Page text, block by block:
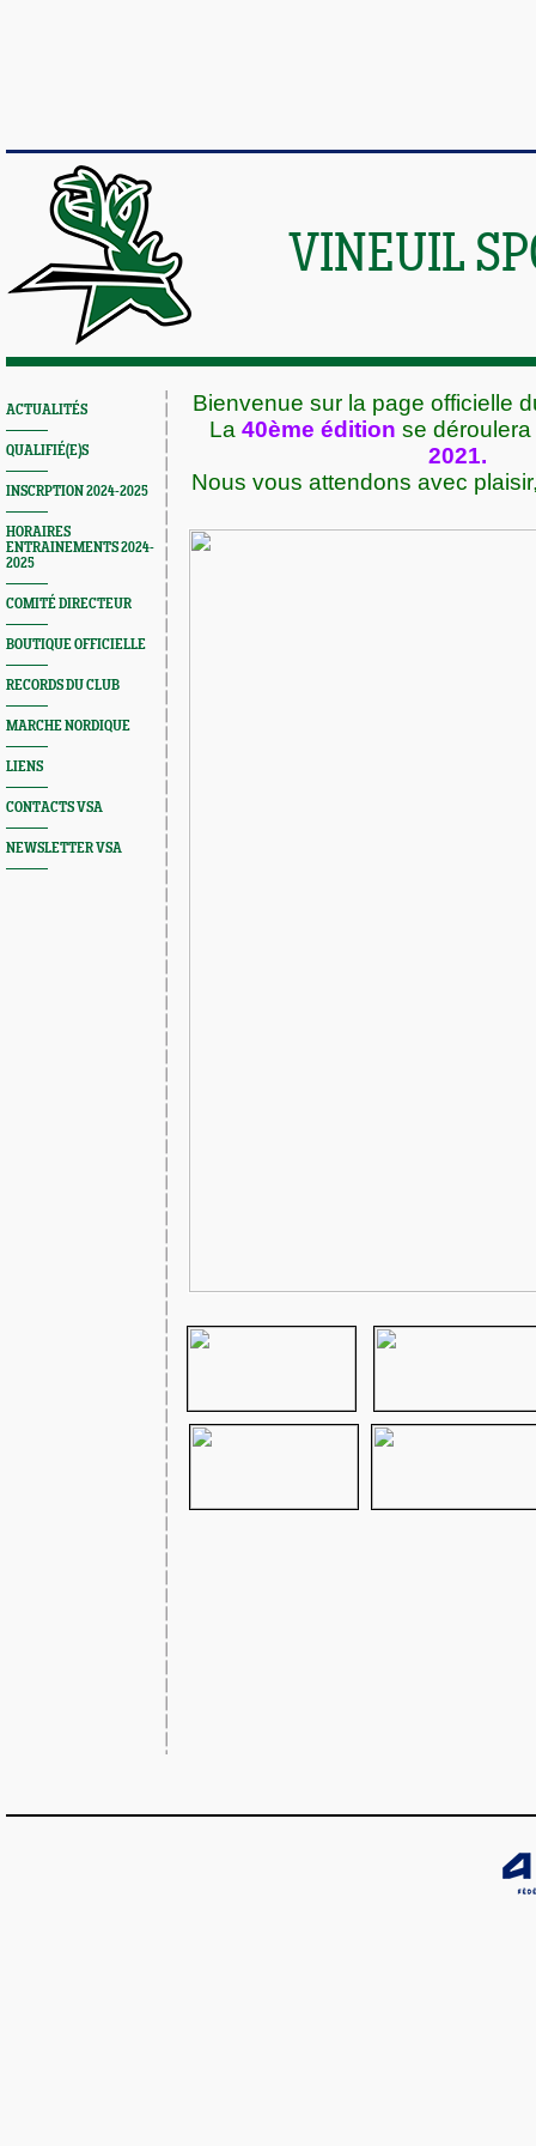
VINEUIL
ACTUALITÉS
QUALIFIÉ(E)S
INSCRPTION 2024-2025
HORAIRES
ENTRAINEMENTS 2024-
2025
COMITÉ DIRECTEUR
BOUTIQUE OFFICIELLE
RECORDS DU CLUB
MARCHE NORDIQUE
LIENS
CONTACTS VSA
NEWSLETTER VSA
Bienvenue sur la page officielle
La 40ème édition se déroulera
2021.
Nous vous attendons avec